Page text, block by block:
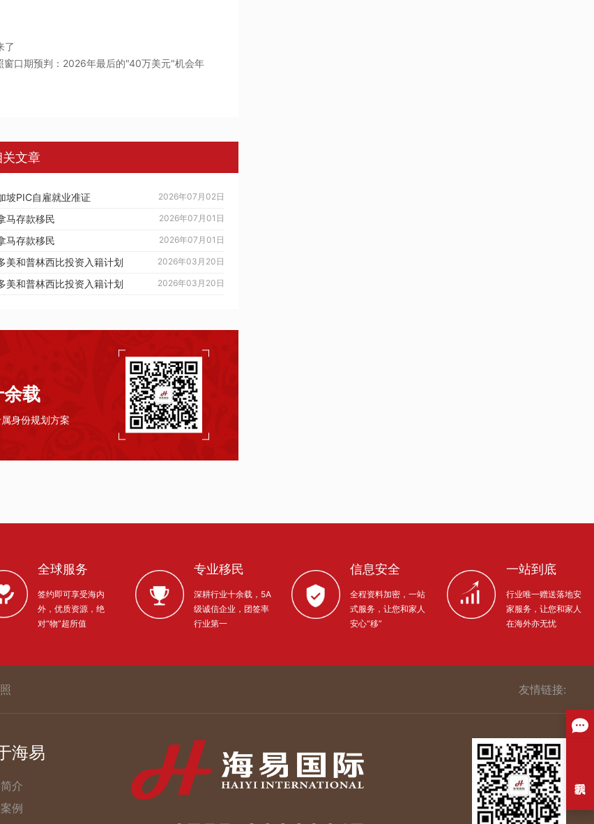
了
窗口期预判：2026年最后的"40万美元"机会年
关文章
2026年07月02日
坡PIC自雇就业准证
2026年07月01日
马存款移民
2026年07月01日
马存款移民
2026年03月20日
美和普林西比投资入籍计划
2026年03月20日
美和普林西比投资入籍计划
载
身份规划方案
全球服务
签约即可享受海内
外，优质资源，绝
对“物”超所值
专业移民
深耕行业十余载，5A
级诚信企业，团签率
行业第一
信息安全
全程资料加密，一站
式服务，让您和家人
安心“移”
一站到底
行业唯一赠送落地安
家服务，让您和家人
在海外亦无忧
友情链接:
海易
介
例